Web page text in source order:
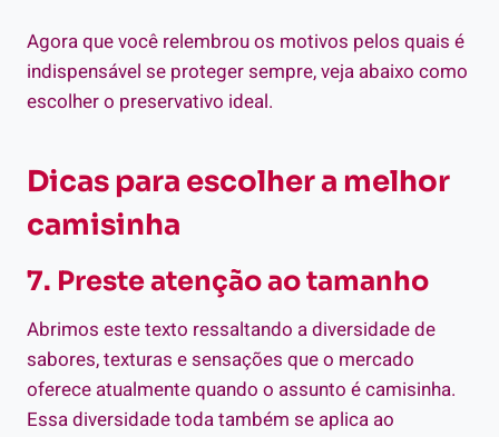
Agora que você relembrou os motivos pelos quais é
indispensável se proteger sempre, veja abaixo como
escolher o preservativo ideal.
Dicas para escolher a melhor
camisinha
7. Preste atenção ao tamanho
Abrimos este texto ressaltando a diversidade de
sabores, texturas e sensações que o mercado
oferece atualmente quando o assunto é camisinha.
Essa diversidade toda também se aplica ao